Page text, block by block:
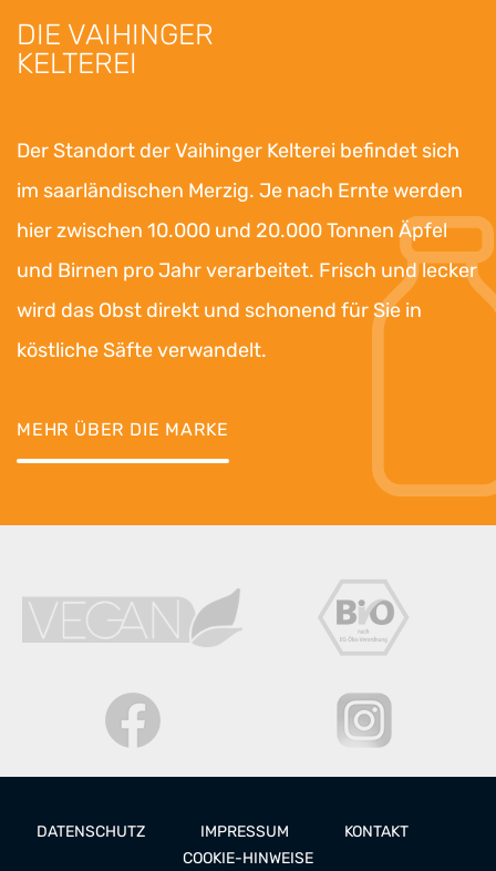
DIE VAIHINGER
KELTEREI
Der Standort der Vaihinger Kelterei befindet sich
im saarländischen Merzig. Je nach Ernte werden
hier zwischen 10.000 und 20.000 Tonnen Äpfel
und Birnen pro Jahr verarbeitet. Frisch und lecker
wird das Obst direkt und schonend für Sie in
köstliche Säfte verwandelt.
MEHR ÜBER DIE MARKE
DATENSCHUTZ IMPRESSUM
KONTAKT
COOKIE-HINWEISE